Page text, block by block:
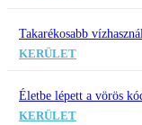
Takarékosabb
KERÜLET
Életbe lépett a vörös
KERÜLET